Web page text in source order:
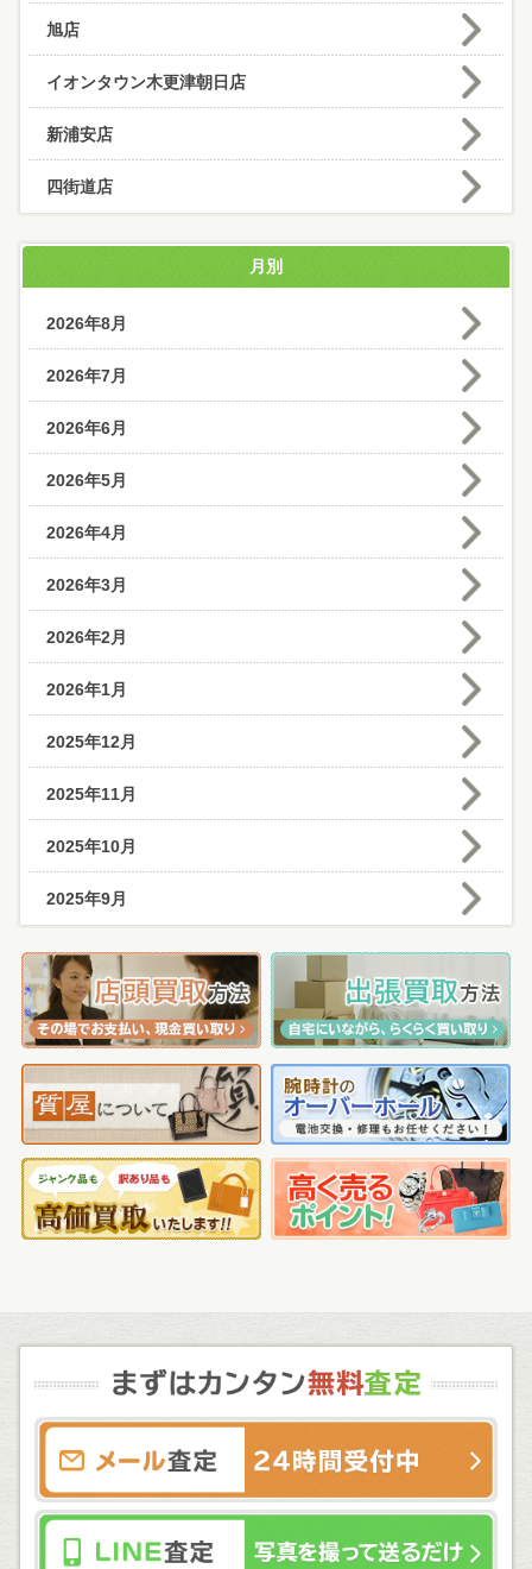
旭店
イオンタウン木更津朝日店
新浦安店
四街道店
月別
2026年8月
2026年7月
2026年6月
2026年5月
2026年4月
2026年3月
2026年2月
2026年1月
2025年12月
2025年11月
2025年10月
2025年9月